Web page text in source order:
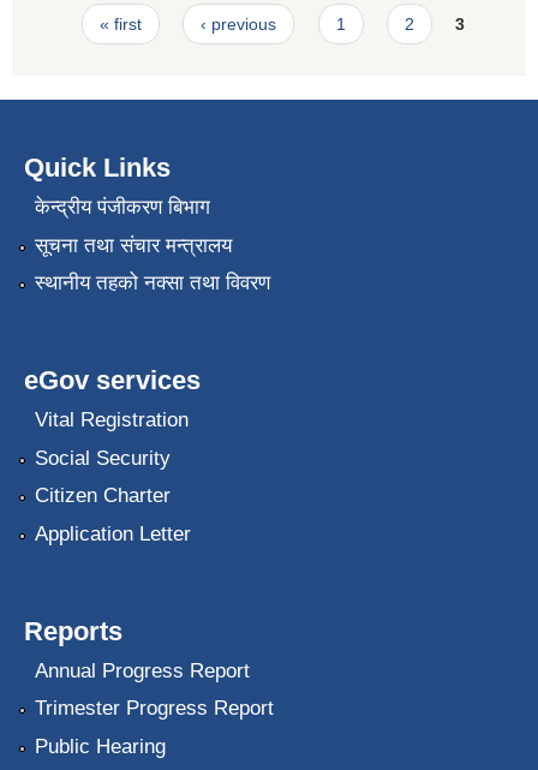
Pages
« first ‹ previous 1 2 3
Quick Links
केन्द्रीय पंजीकरण बिभाग
सूचना तथा संचार मन्त्रालय
स्थानीय तहको नक्सा तथा विवरण
eGov services
Vital Registration
Social Security
Citizen Charter
Application Letter
Reports
Annual Progress Report
Trimester Progress Report
Public Hearing